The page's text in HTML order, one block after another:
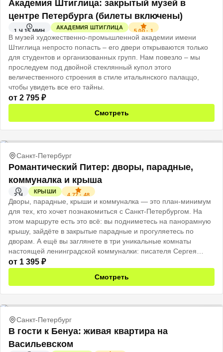
Академия Штиглица: закрытый музей в
центре Петербурга (билеты включены)
1 Ч 15 МИН
АКАДЕМИЯ ШТИГЛИЦА
5.00· 1
В музей художественно-промышленной академии имени
Штиглица непросто попасть – его двери открываются только
для студентов и организованных групп. Нам повезло – мы
проследуем под двойной стеклянный купол этого
величественного строения в стиле итальянского палаццо,
чтобы увидеть все его тайны.
от 2 795 ₽
Смотреть
Санкт-Петербург
Романтический Питер: дворы, парадные,
коммуналка и крыша
2 Ч
КРЫШИ
4.77· 48
Дворы, парадные, крыши и коммуналка — это план-минимум
для тех, кто хочет познакомиться с Санкт-Петербургом. На
этом маршруте есть это всё: вы подниметесь на панорамную
крышу, зайдёте в закрытые парадные и прогуляетесь по
дворам. А ещё вы заглянете в три уникальные комнаты
настоящей ленинградской коммуналки: писателя Сергея
Довлатова, «бабушкину» с дореволюционным интерьером и
богемную мастерскую художницы Татьяны Милеант.
от 1 395 ₽
Смотреть
Санкт-Петербург
В гости к Бенуа: живая квартира на
Васильевском